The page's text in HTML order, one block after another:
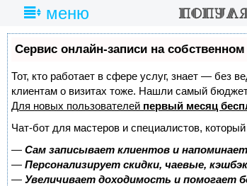
меню
Сервис онлайн-записи на
Тот, кто работает в сфере услуг, знает — без
клиентам о визитах тоже. Нашли самый
Для новых пользователей первый месяц
Чат-бот для мастеров и специалистов,
— Сам записывает клиентов и
— Персонализирует скидки, чаевые,
— Увеличивает доходимость и помогает